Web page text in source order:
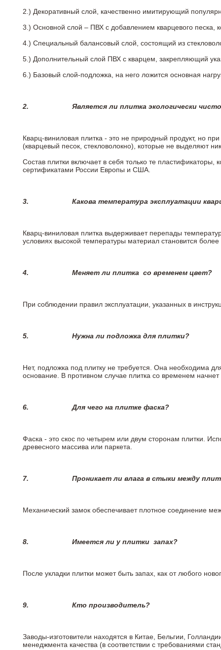
2.) Декоративный слой, качественно имитирующий
3.) Основной слой – ПВХ с добавлением кварцевого песка,
4.) Специальный балансовый слой, состоящий из
5.) Дополнительный слой ПВХ с кварцем, закрепляющий
6.) Базовый слой-подложка, на него ложится основная
2. Является ли плитка экологически
Кварц-виниловая плитка - это не природный продукт, но
(кварцевый песок, стекловолокно), которые не выделяют
Состав плитки включает в себя только те
сертификатами России Европы и США.
3. Какова температура эксплуатации
Кварц-виниловая плитка выдерживает перепады
условиях высокой температуры материал становится
4. Меняет ли плитка со временем цвет?
При соблюдении правил эксплуатации, указанных в
5. Нужна ли подложка для плитки?
Нет, подложка под плитку не требуется. Она необходима
основание. В противном случае плитка со временем
6.Для чего на плитке фаска?
Фаска - это скос по четырем или двум сторонам плитки.
древесного массива или паркета.
7. Проникает ли влага в стыки между
Механический замок обеспечивает плотное соединение
8. Имеется ли у плитки запах?
После укладки плитки может быть запах, как от любого
9. Кто производитель?
Заводы-изготовители находятся в Китае, Бельгии,
менеджмента качества (в соответствии с требованиями